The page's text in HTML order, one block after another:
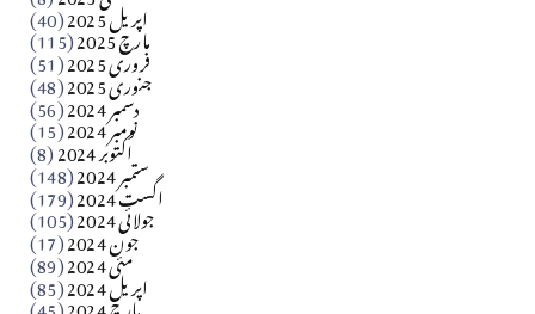
آزاد کشمیر جیسے احتجاج کی ضرورت ہے؟ از،،، ظہیرالدین
اپریل 2025 (40) مارچ 2025 (115) فروری 2025 (51) جنوری 2025 (48) دسمبر 2024 (56) نومبر 2024 (15) اکتوبر 2024 (8) ستمبر 2024 (148) اگست 2024 (179) جولائی 2024 (105) جون 2024 (17) مئی 2024 (89) اپریل 2024 (85)